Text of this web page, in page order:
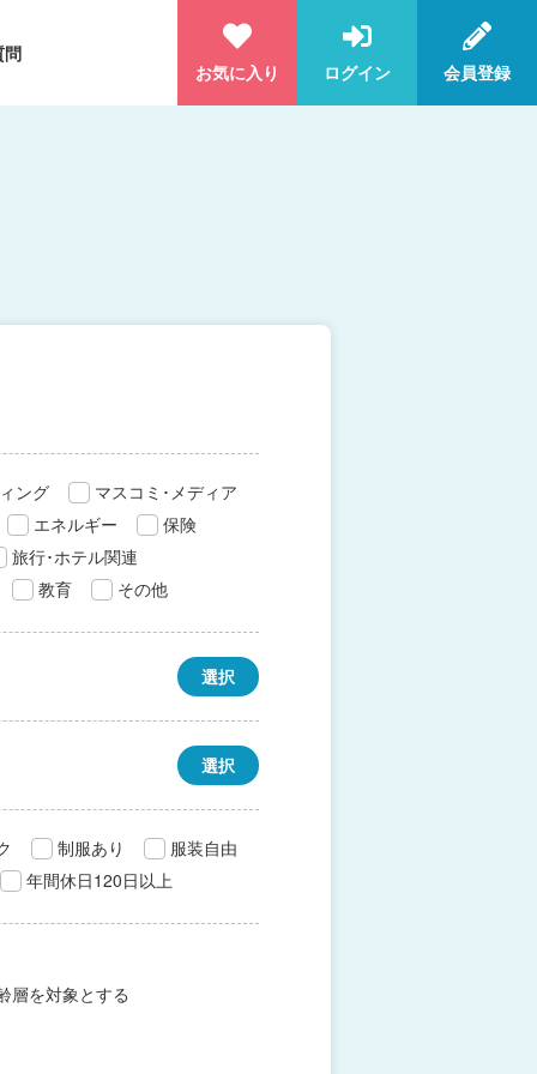
問
お気に入り
ログイン 会員登録
ング
マスコミ･メディア
エネルギー
保険
旅行･ホテル関連
教育
その他
選択
選択
制服あり
服装自由
年間休日120日以上
層を対象とする